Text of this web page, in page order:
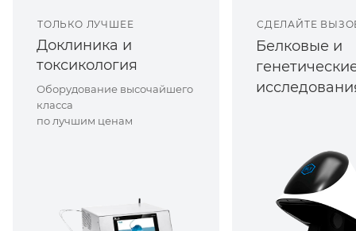
ТОЛЬКО ЛУЧШЕЕ
Доклиника и
токсикология
Оборудование высочайшего
класса
по лучшим ценам
СДЕЛАЙТЕ
Белковые и